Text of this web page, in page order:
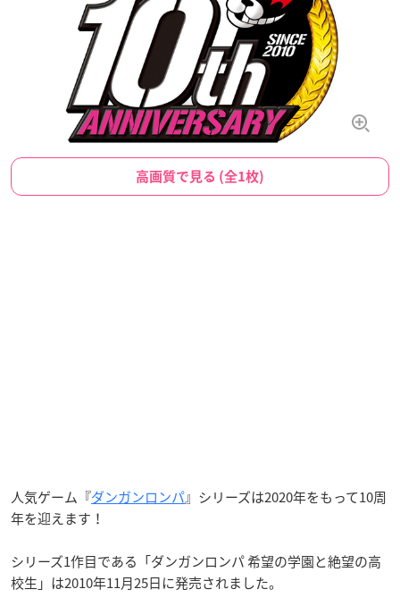
高画質で見る (全1枚)
人気ゲーム『ダンガンロンパ』シリーズは2020年をもって10周
年を迎えます！
シリーズ1作目である「ダンガンロンパ 希望の学園と絶望の高
校生」は2010年11月25日に発売されました。